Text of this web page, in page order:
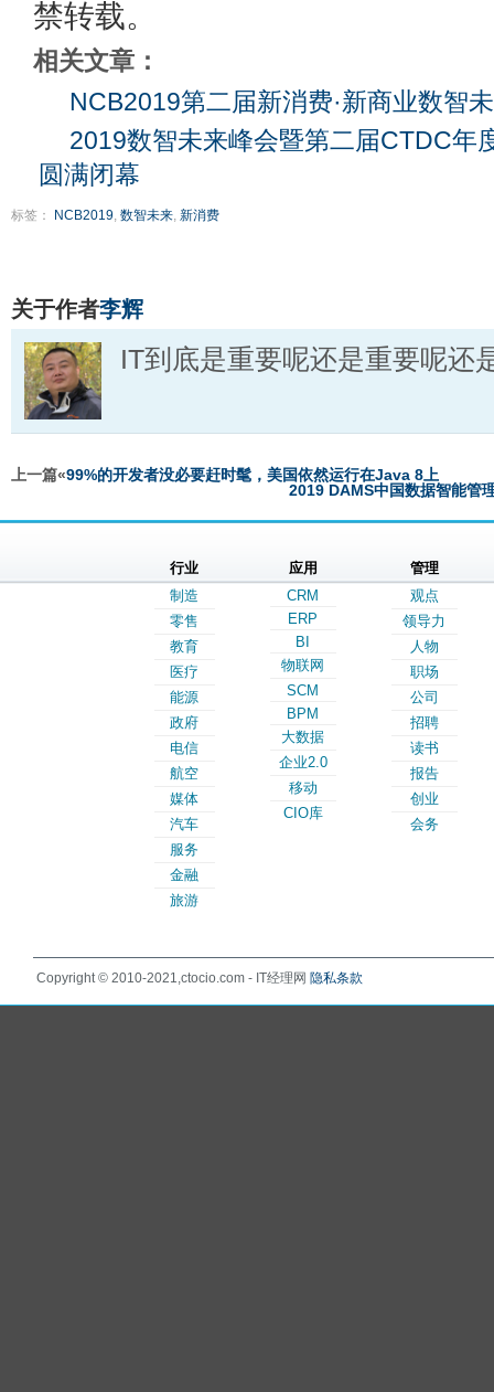
禁转载。
相关文章：
NCB2019第二届新消费·新商业数智
2019数智未来峰会暨第二届CTDC年
圆满闭幕
标签： NCB2019 数智未来 新消费
关于作者李辉
IT到底是重要呢还是重要呢还
上一篇«99%的开发者没必要赶时髦，美国依然运行在Java 8上
2019 DAMS中国数据智能管
行业
制造
零售
教育
医疗
能源
政府
电信
航空
媒体
汽车
服务
金融
旅游
应用
CRM
ERP
BI
物联网
SCM
BPM
大数据
企业2.0
移动
CIO库
管理
观点
领导力
人物
职场
公司
招聘
读书
报告
创业
会务
Copyright © 2010-2021,ctocio.com - IT经理网 隐私条款